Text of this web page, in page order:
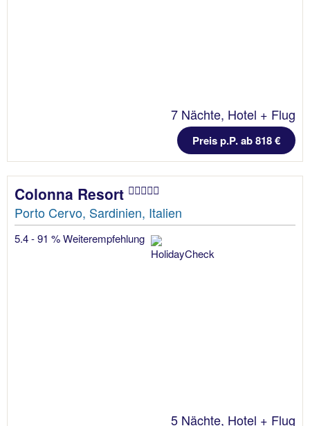
7 Nächte, Hotel + Flug
Preis p.P. ab 818 €
Colonna Resort
Porto Cervo, Sardinien, Italien
5.4 - 91 % Weiterempfehlung
5 Nächte, Hotel + Flug